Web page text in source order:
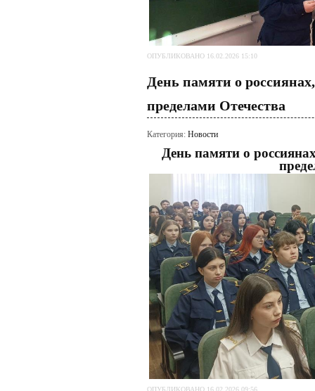
ОПУБЛИКОВАНО 16.02.2026 15:10
День памяти о
пределами Отечества
Категория: Новости
День памяти о
ОПУБЛИКОВАНО 16.02.2026 09:56